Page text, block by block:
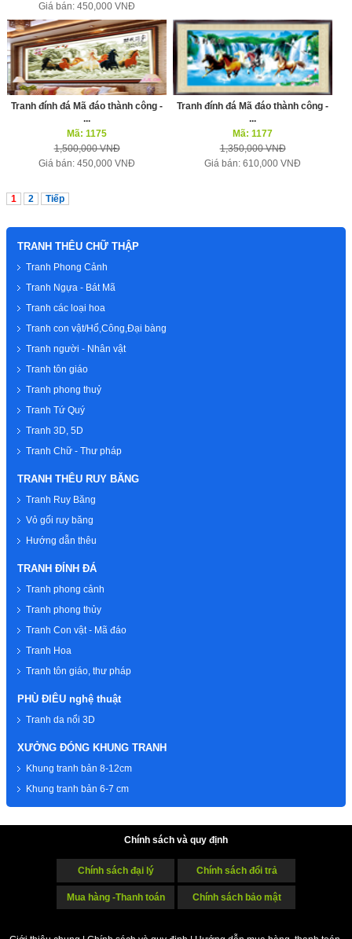
Giá bán: 450,000 VNĐ
Tranh đính đá Mã đáo thành công -
...
Mã: 1175
1,500,000 VNĐ
Giá bán: 450,000 VNĐ
Tranh đính đá Mã đáo thành công -
...
Mã: 1177
1,350,000 VNĐ
Giá bán: 610,000 VNĐ
1 2 Tiếp
TRANH THÊU CHỮ THẬP
Tranh Phong Cảnh
Tranh Ngựa - Bát Mã
Tranh các loại hoa
Tranh con vật/Hổ,Công,Đại bàng
Tranh người - Nhân vật
Tranh tôn giáo
Tranh phong thuỷ
Tranh Tứ Quý
Tranh 3D, 5D
Tranh Chữ - Thư pháp
TRANH THÊU RUY BĂNG
Tranh Ruy Băng
Vỏ gối ruy băng
Hướng dẫn thêu
TRANH ĐÍNH ĐÁ
Tranh phong cảnh
Tranh phong thủy
Tranh Con vật - Mã đáo
Tranh Hoa
Tranh tôn giáo, thư pháp
PHÙ ĐIÊU nghệ thuật
Tranh da nổi 3D
XƯỞNG ĐÓNG KHUNG TRANH
Khung tranh bản 8-12cm
Khung tranh bản 6-7 cm
Chính sách và quy định
Chính sách đại lý Chính sách đổi trả
Mua hàng -Thanh toán Chính sách bảo mật